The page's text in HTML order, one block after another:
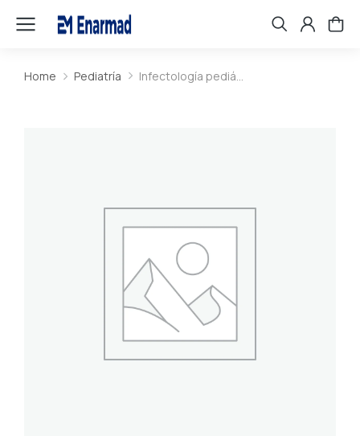
You are here:
Home Pediatría Infectología pediá…